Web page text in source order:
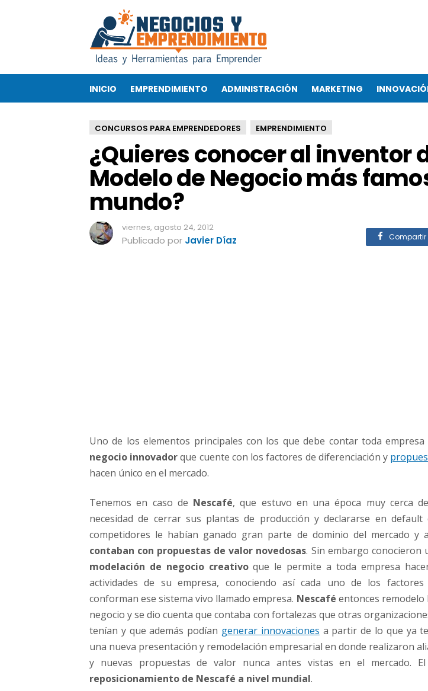
u
e
s
c
o
o
c
e
r
a
i
o
d
e
e
o
c
i
o
á
s
f
a
o
s
o
INICIO EMPRENDIMIENTO ADMINISTRACIÓN MARKETING
CONCURSOS PARA EMPRENDEDORES EMPRENDIMIENTO
¿Quieres conocer al inventor
Modelo de Negocio más
mundo?
viernes, agosto 24, 2012
Publicado por Javier Díaz Compartir
Uno de los elementos principales con los que debe contar toda empresa
negocio innovadorque cuente con los factores de diferenciación y
hacen único en el mercado.
Tenemos en caso de Nescafé, que estuvo en una época muy cerca
necesidad de cerrar sus plantas de producción y declararse en
competidores le habían ganado gran parte de dominio del mercado y
contaban con propuestas de valor novedosas. Sin embargo conocieron
modelación de negocio creativoque le permite a toda empresa
actividades de su empresa, conociendo así cada uno de los
conforman ese sistema vivo llamado empresa. Nescafé entonces remodelo
negocio y se dio cuenta que contaba con fortalezas que otras
tenían y que además podían generar innovaciones a partir de lo que ya
una nueva presentación y remodelación empresarial en donde realizaron
y nuevas propuestas de valor nunca antes vistas en el mercado.
reposicionamiento de Nescafé a nivel mundial.